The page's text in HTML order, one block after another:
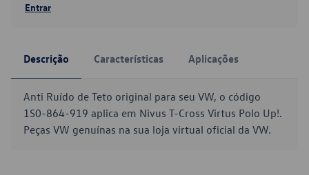
Entrar
Descrição Características Aplicações
Anti Ruído de Teto original para seu VW, o código
1S0-864-919 aplica em Nivus T-Cross Virtus Polo Up!.
Peças VW genuínas na sua loja virtual oficial da VW.